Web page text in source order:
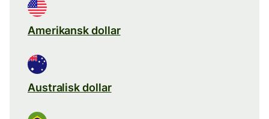
Amerikansk dollar
Australisk dollar